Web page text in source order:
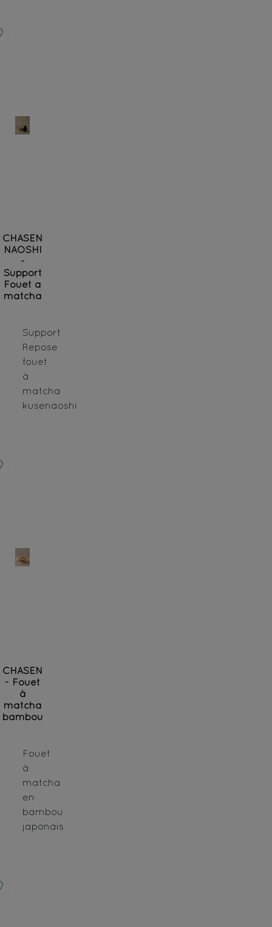
CHASEN
NAOSHI
-
Support
Fouet a
matcha
Support
Repose
fouet
à
matcha
kusenaoshi
CHASEN
- Fouet
à
matcha
bambou
Fouet
à
matcha
en
bambou
japonais